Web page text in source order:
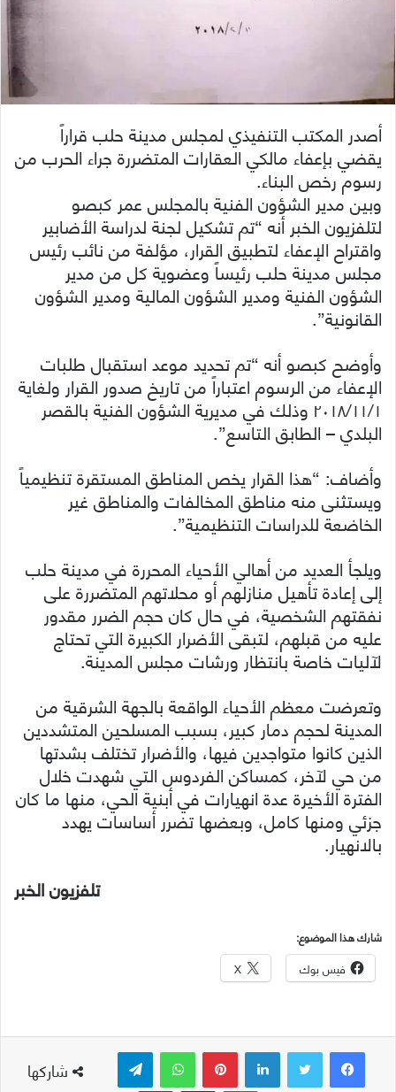
أصدر المكتب التنفيذي لمجلس مدينة حلب قراراً
يقضي بإعفاء مالكي العقارات المتضررة جراء الحرب من
رسوم رخص البناء.
وبين مدير الشؤون الفنية بالمجلس عمر كبصو
لتلفزيون الخبر أنه “تم تشكيل لجنة لدراسة الأضابير
واقتراح الإعفاء لتطبيق القرار، مؤلفة من نائب رئيس
مجلس مدينة حلب رئيساً وعضوية كل من مدير
الشؤون الفنية ومدير الشؤون المالية ومدير الشؤون
القانونية”.
وأوضح كبصو أنه “تم تحديد موعد استقبال طلبات
الإعفاء من الرسوم اعتباراً من تاريخ صدور القرار ولغاية
٢٠١٨/١١/١ وذلك في مديرية الشؤون الفنية بالقصر
البلدي – الطابق التاسع”.
وأضاف: “هذا القرار يخص المناطق المستقرة تنظيمياً
ويستثنى منه مناطق المخالفات والمناطق غير
الخاضعة للدراسات التنظيمية”.
ويلجأ العديد من أهالي الأحياء المحررة في مدينة حلب
إلى إعادة تأهيل منازلهم أو محلاتهم المتضررة على
نفقتهم الشخصية، في حال كان حجم الضرر مقدور
عليه من قبلهم، لتبقى الأضرار الكبيرة التي تحتاج
لآليات خاصة بانتظار ورشات مجلس المدينة.
وتعرضت معظم الأحياء الواقعة بالجهة الشرقية من
المدينة لحجم دمار كبير، بسبب المسلحين المتشددين
الذين كانوا متواجدين فيها، والأضرار تختلف بشدتها
من حي لآخر، كمساكن الفردوس التي شهدت خلال
الفترة الأخيرة عدة انهيارات في أبنية الحي، منها ما كان
جزئي ومنها كامل، وبعضها تضرر أساسات يهدد
بالانهيار.
تلفزيون الخبر
شارك هذا الموضوع:
فيس بوك X
شاركها
لينكدإن بينتيريست واتساب